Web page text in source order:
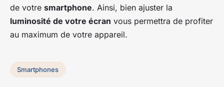
de votre smartphone. Ainsi, bien ajuster la
luminosité de votre écran vous permettra de profiter
au maximum de votre appareil.
Smartphones